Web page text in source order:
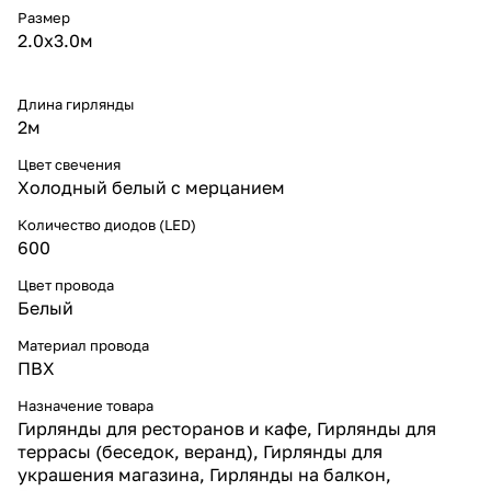
на срок службы до 30 000 часов,
что гарантирует несколько
Конструкция и особенности
Гирлянда состоит из 20
вертикальных нитей с шагом 10
см, что обеспечивает
равномерное распределение
света по всей площади.
Основное белое свечение
формирует цельный фон, а
динамичные вспышки делают
праздничной. Модель можно
соединять с другими
подсветку под задачи любого
уровня — от оформления
крупных торговых центров.
Сетевой шнур приобретается
отдельно.
Применение
Размер
2.0х3.0м
Длина гирлянды
2м
Цвет свечения
Холодный белый с мерцанием
Количество диодов (LED)
600
Цвет провода
Белый
Материал провода
ПВХ
Назначение товара
Гирлянды для ресторанов и кафе, Гирлянды для
террасы (беседок, веранд), Гирлянды для
украшения магазина, Гирлянды на балкон,